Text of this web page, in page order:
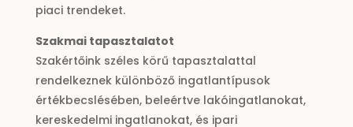
piaci trendeket.
Szakmai tapasztalatot
Szakértőink széles körű tapasztalattal
rendelkeznek különböző ingatlantípusok
értékbecslésében, beleértve lakóingatlanokat,
kereskedelmi ingatlanokat, és ipari